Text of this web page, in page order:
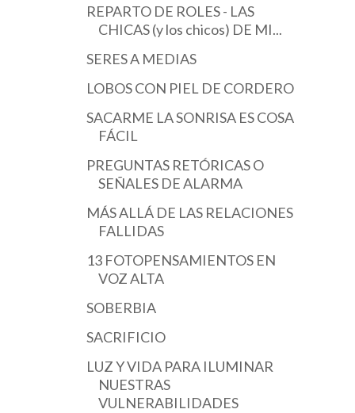
REPARTO DE ROLES - LAS
CHICAS (y los chicos) DE MI...
SERES A MEDIAS
LOBOS CON PIEL DE CORDERO
SACARME LA SONRISA ES COSA
FÁCIL
PREGUNTAS RETÓRICAS O
SEÑALES DE ALARMA
MÁS ALLÁ DE LAS RELACIONES
FALLIDAS
13 FOTOPENSAMIENTOS EN
VOZ ALTA
SOBERBIA
SACRIFICIO
LUZ Y VIDA PARA ILUMINAR
NUESTRAS
VULNERABILIDADES